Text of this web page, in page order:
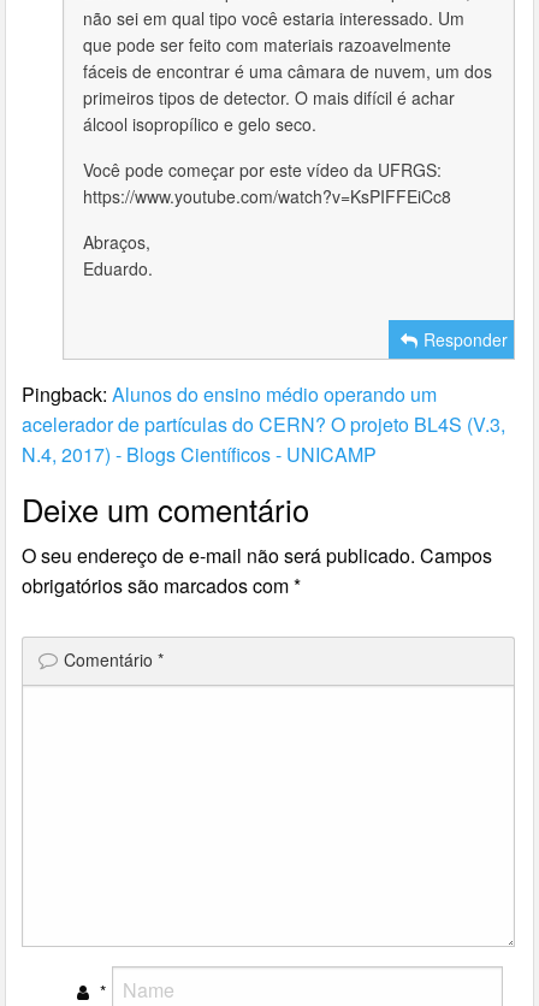
não sei em qual tipo você estaria interessado. Um
que pode ser feito com materiais razoavelmente
fáceis de encontrar é uma câmara de nuvem, um dos
primeiros tipos de detector. O mais difícil é achar
álcool isopropílico e gelo seco.
Você pode começar por este vídeo da UFRGS:
https://www.youtube.com/watch?v=KsPIFFEiCc8
Abraços,
Eduardo.
Responder
Pingback:Alunos do ensino médio operando um
acelerador de partículas do CERN? O projeto BL4S (V.3,
N.4, 2017) - Blogs Científicos - UNICAMP
Deixe um comentário
O seu endereço de e-mail não será publicado. Campos
obrigatórios são marcados com*
Comentário*
*